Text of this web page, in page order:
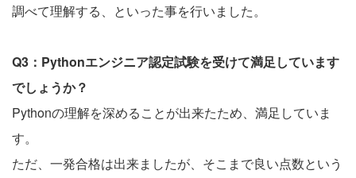
調べて理解する、といった事を行いました。
Q3：Pythonエンジニア認定試験を受けて満足しています
でしょうか？
Pythonの理解を深めることが出来たため、満足していま
す。
ただ、一発合格は出来ましたが、そこまで良い点数という